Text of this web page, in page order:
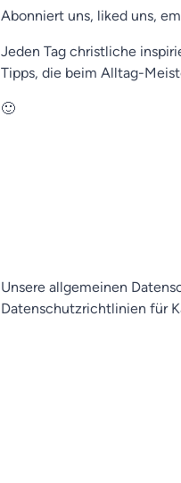
Abonniert uns, liked uns,
Jeden Tag christliche
Tipps, die beim Alltag-
🙂
Unsere allgemeinen
Datenschutzrichtlinien für